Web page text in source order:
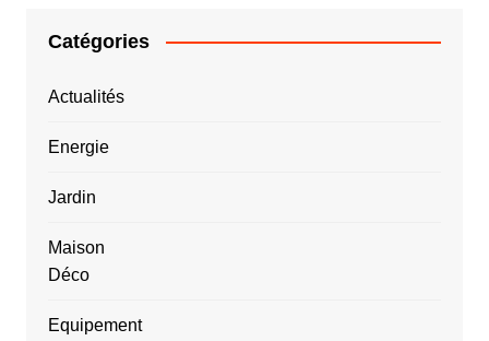
Catégories
Actualités
Energie
Jardin
Maison
Déco
Equipement